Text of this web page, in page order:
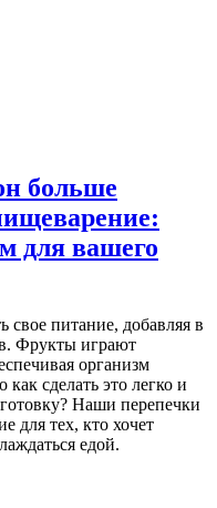
больше
для вашего
свое питание, добавляя в
Фрукты играют
организм
сделать это легко и
Наши перепечки
для тех, кто хочет
едой.